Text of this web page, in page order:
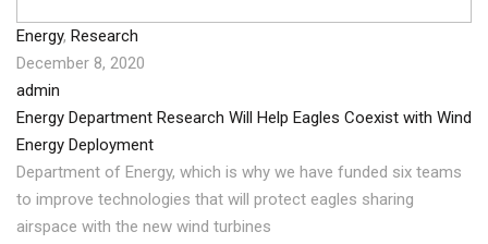
Energy, Research
December 8, 2020
admin
Energy Department Research Will Help Eagles Coexist with Wind
Energy Deployment
Department of Energy, which is why we have funded six teams
to improve technologies that will protect eagles sharing
airspace with the new wind turbines